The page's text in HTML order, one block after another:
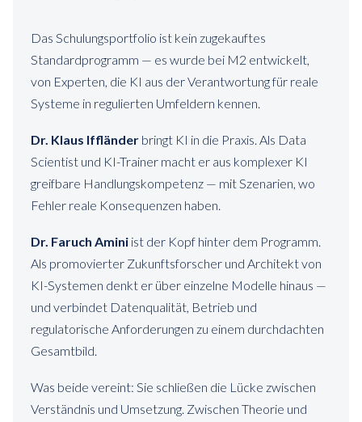
Das Schulungsportfolio ist kein zugekauftes
Standardprogramm — es wurde bei M2 entwickelt,
von Experten, die KI aus der Verantwortung für reale
Systeme in regulierten Umfeldern kennen.
Dr. Klaus Iffländer bringt KI in die Praxis. Als Data
Scientist und KI-Trainer macht er aus komplexer KI
greifbare Handlungskompetenz — mit Szenarien, wo
Fehler reale Konsequenzen haben.
Dr. Faruch Amini ist der Kopf hinter dem Programm.
Als promovierter Zukunftsforscher und Architekt von
KI-Systemen denkt er über einzelne Modelle hinaus —
und verbindet Datenqualität, Betrieb und
regulatorische Anforderungen zu einem durchdachten
Gesamtbild.
Was beide vereint: Sie schließen die Lücke zwischen
Verständnis und Umsetzung. Zwischen Theorie und